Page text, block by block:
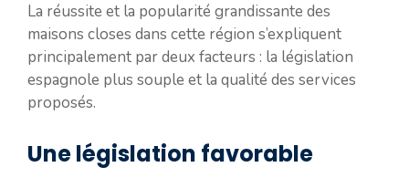
La réussite et la popularité grandissante des
maisons closes dans cette région s’expliquent
principalement par deux facteurs : la législation
espagnole plus souple et la qualité des services
proposés.
Une législation favorable